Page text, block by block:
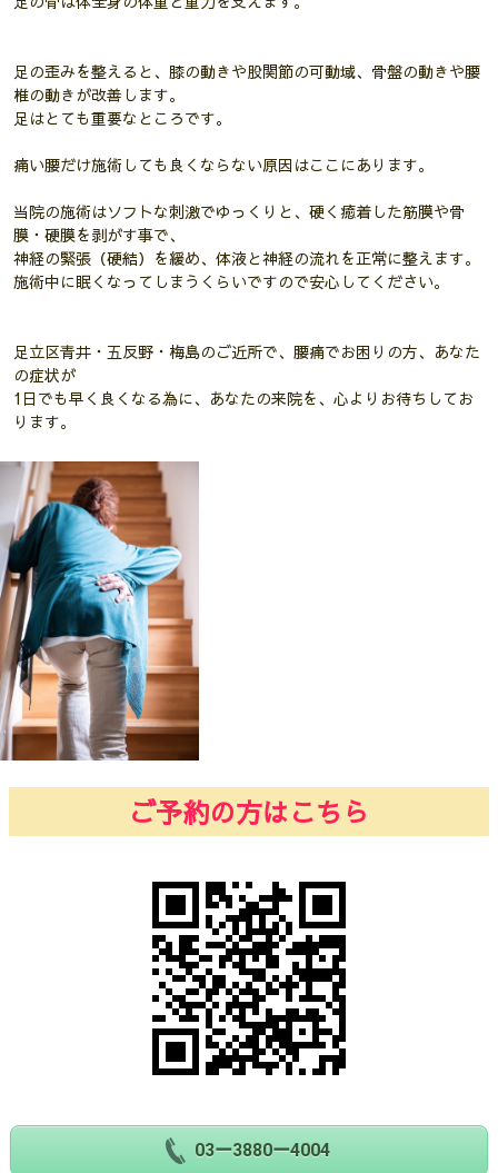
足の歪みを整えると、膝の動きや股関節の可動域、骨盤の動きや腰
椎の動きが改善します。
足はとても重要なところです。
痛い腰だけ施術しても良くならない原因はここにあります。
当院の施術はソフトな刺激でゆっくりと、硬く癒着した筋膜や骨
膜・硬膜を剥がす事で、
神経の緊張（硬結）を緩め、体液と神経の流れを正常に整えます。
施術中に眠くなってしまうくらいですので安心してください。
足立区青井・五反野・梅島のご近所で、腰痛でお困りの方、あなた
の症状が
1日でも早く良くなる為に、あなたの来院を、心よりお待ちしてお
ります。
ご予約の方はこちら
03ー3880ー4004